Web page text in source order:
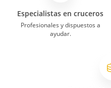
Especialistas en cruceros
Profesionales y dispuestos a
ayudar.